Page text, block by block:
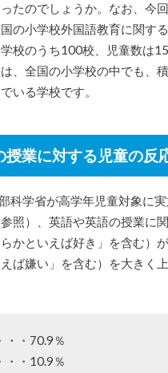
たのでしょうか。なお、今
の小学校外国語教育に関す
校のうち100校、児童数は
、全国の小学校の中でも、
いる学校です。
授業に対する児童の反
科学省が高学年児童対象に
照）、英語や英語の授業に関
かといえば好き」を含む）が
えば嫌い」を含む）を大きく
・・70.9％
・・10.9％